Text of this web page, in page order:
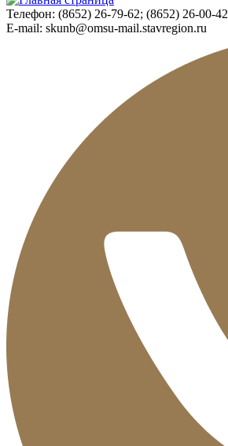
Телефон: (8652) 26-79-62; (8652) 26-00-42
E-mail: skunb@omsu-mail.stavregion.ru